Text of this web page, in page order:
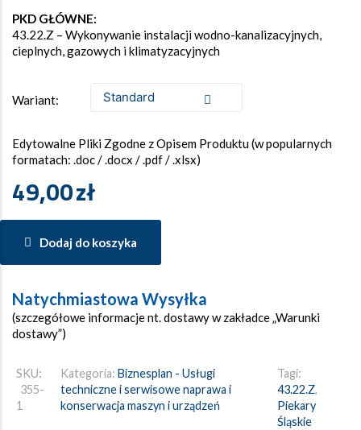
PKD GŁÓWNE:
43.22.Z – Wykonywanie instalacji wodno-kanalizacyjnych,
cieplnych, gazowych i klimatyzacyjnych
Wariant:
Edytowalne Pliki Zgodne z Opisem Produktu (w popularnych
formatach: .doc / .docx / .pdf / .xlsx)
49,00zł
Dodaj do koszyka
Natychmiastowa Wysyłka
(szczegółowe informacje nt. dostawy w zakładce „Warunki
dostawy”)
SKU:
355-
1
Kategoria: Biznesplan - Usługi
techniczne i serwisowe naprawa i
konserwacja maszyn i urządzeń
Tagi:
43.22.Z,
Piekary
Śląskie